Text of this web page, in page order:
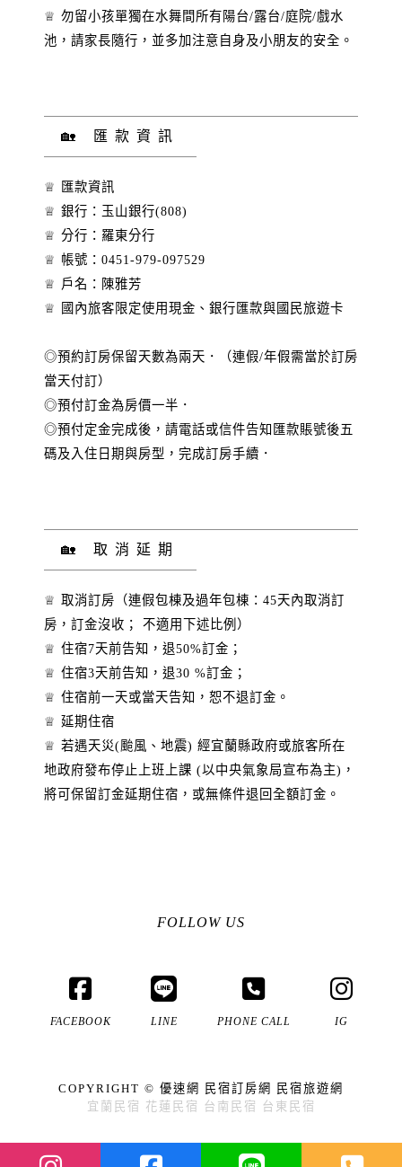
♕ 勿留小孩單獨在水舞間所有陽台/露台/庭院/戲水
池，請家長隨行，並多加注意自身及小朋友的安全。
🏡 匯款資訊
♕ 匯款資訊
♕ 銀行：玉山銀行(808)
♕ 分行：羅東分行
♕ 帳號：0451-979-097529
♕ 戶名：陳雅芳
♕ 國內旅客限定使用現金、銀行匯款與國民旅遊卡
◎預約訂房保留天數為兩天．（連假/年假需當於訂房
當天付訂）
◎預付訂金為房價一半．
◎預付定金完成後，請電話或信件告知匯款賬號後五
碼及入住日期與房型，完成訂房手續．
🏡 取消延期
♕ 取消訂房（連假包棟及過年包棟：45天內取消訂
房，訂金沒收； 不適用下述比例）
♕ 住宿7天前告知，退50%訂金；
♕ 住宿3天前告知，退30 %訂金；
♕ 住宿前一天或當天告知，恕不退訂金。
♕ 延期住宿
♕ 若遇天災(颱風、地震) 經宜蘭縣政府或旅客所在
地政府發布停止上班上課 (以中央氣象局宣布為主)，
將可保留訂金延期住宿，或無條件退回全額訂金。
FOLLOW US
FACEBOOK LINE PHONE CALL IG
COPYRIGHT © 優速網 民宿訂房網
民宿旅遊網
宜蘭民宿 花蓮民宿 台南民宿 台東民宿